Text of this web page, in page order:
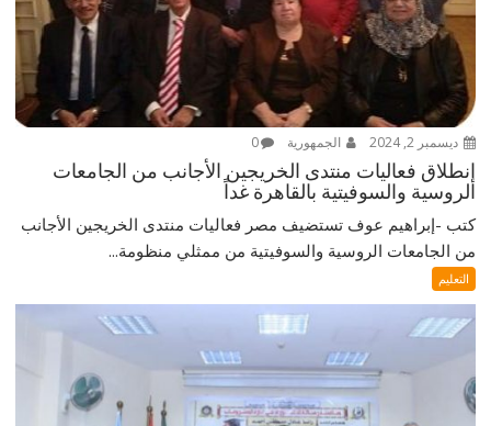
ديسمبر 2, 2024 الجمهورية 0
إنطلاق فعاليات منتدى الخريجين الأجانب من الجامعات
الروسية والسوفيتية بالقاهرة غداً
كتب -إبراهيم عوف تستضيف مصر فعاليات منتدى الخريجين الأجانب
من الجامعات الروسية والسوفيتية من ممثلي منظومة...
التعليم